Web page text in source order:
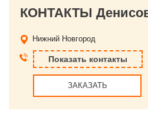
КОНТАКТЫ
Нижний Новгород
Показать контакты
ЗАКАЗАТЬ